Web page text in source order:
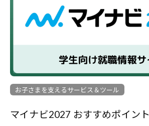
お子さまを支えるサービス＆ツール
マイナビ2027 おすすめポイント